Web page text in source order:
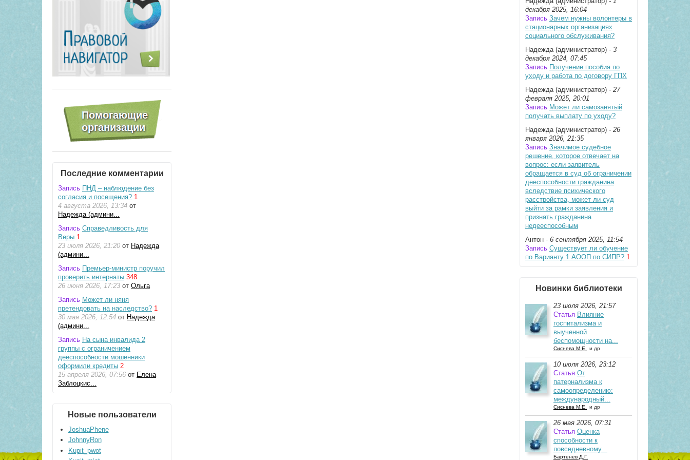
Последние комментарии
Запись ПНД – наблюдение без
согласия и посещения? 1
4 августа 2026, 13:34 от
Надежда (админи...
Запись Справедливость для
Веры 1
23 июля 2026, 21:20 от Надежда
(админи...
Запись Премьер-министр поручил
проверить интернаты 348
26 июня 2026, 17:23 от Ольга
Запись Может ли няня
претендовать на наследство? 1
30 мая 2026, 12:54 от Надежда
(админи...
Запись На сына инвалида 2
группы с ограничением
дееспособности мошенники
оформили кредиты 2
15 апреля 2026, 07:56 от Елена
Заблоцкис...
Новые пользователи
JoshuaPhene
JohnnyRon
Kupit_pwot
декабря 2025, 16:04
Запись Зачем нужны волонтеры в
стационарных организациях
социального обслуживания?
Надежда (администратор) - 3
декабря 2024, 07:45
Запись Получение пособия по
уходу и работа по договору ГПХ
Надежда (администратор) - 27
февраля 2025, 20:01
Запись Может ли самозанятый
получать выплату по уходу?
Надежда (администратор) - 26
января 2026, 21:35
Запись Значимое судебное
решение, которое отвечает на
вопрос: если заявитель
обращается в суд об ограничении
дееспособности гражданина
вследствие психического
расстройства, может ли суд
выйти за рамки заявления и
признать гражданина
недееспособным
Антон - 6 сентября 2025, 11:54
Запись Существует ли обучение
по Варианту 1 АООП по СИПР? 1
Новинки библиотеки
23 июля 2026, 21:57
Статья Влияние
госпитализма и
выученной
беспомощности на...
Сиснева М.Е. и др
10 июля 2026, 23:12
Статья От
патернализма к
самоопределению:
международный...
Сиснева М.Е. и др
26 мая 2026, 07:31
Статья Оценка
способности к
повседневному...
Бартенев Д.Г.